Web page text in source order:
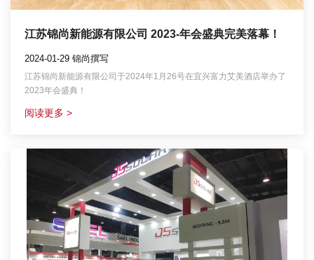
江苏锦尚新能源有限公司 2023-年会盛典完美落幕！
2024-01-29 锦尚撰写
江苏锦尚新能源有限公司于2024年1月26号在宜兴富力艾美酒店举办了
2023年会盛典！
阅读更多 >